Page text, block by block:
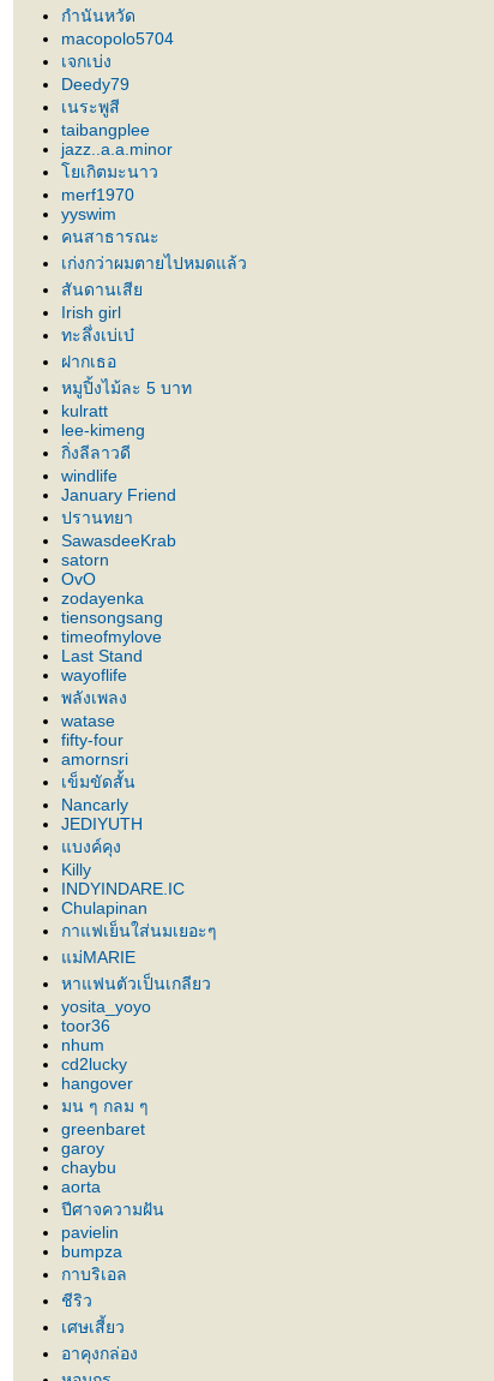
กำนันหวัด
macopolo5704
เจกเบ่ง
Deedy79
เนระพูสี
taibangplee
jazz..a.a.minor
เกิตมะนาว
merf1970
yyswim
คนสาธารณะ
เก่งกว่าผมตายไปหมดแล้ว
สันดานเสี
Irish girl
ทะลึ่งเบ่เบ๋
ฝากเธอ
หมูปิ้งไม้ละ 5 บาท
kulratt
lee-kimeng
กิ่งลีลาวดี
windlife
January Friend
ปรานทยา
SawasdeeKrab
satorn
OvO
zodayenka
tiensongsang
timeofmylove
Last Stand
wayoflife
พลังเพลง
watase
fifty-four
amornsri
เข็มขัดสั้น
Nancarly
JEDIYUTH
บงค์คุง
Killy
INDYINDARE.IC
Chulapinan
กาแฟเย็นใส่นมเยอะๆ
ม่MARIE
หาแฟนตัวเป็นเกลียว
yosita_yoyo
toor36
nhum
cd2lucky
hangover
มน ๆ กลม ๆ
greenbaret
garoy
chaybu
aorta
ปีศาจความฝัน
pavielin
bumpza
กาบริเอล
ชีริว
เศษเสี้ยว
อาคุงกล่อง